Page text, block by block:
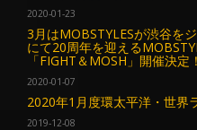
2020-01-23
3月はMOBSTYLESが渋谷を
にて20周年を迎える
「FIGHT＆MOSH」開催決定！
2020-01-07
2020年1月度環太平洋・世界
2019-12-08